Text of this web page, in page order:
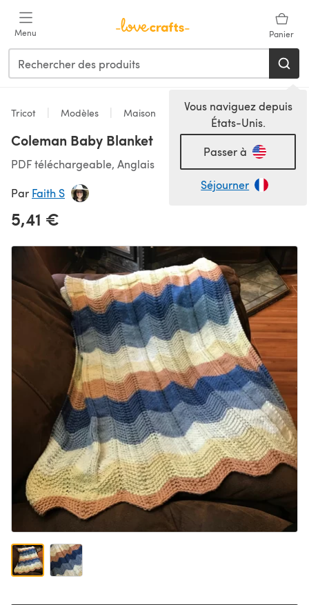
Menu Panier
Vous naviguez depuis
États-Unis.
Passer à
Séjourner
Tricot Modèles Maison
Coleman Baby Blanket
PDF téléchargeable, Anglais
Par Faith S
5,41 €